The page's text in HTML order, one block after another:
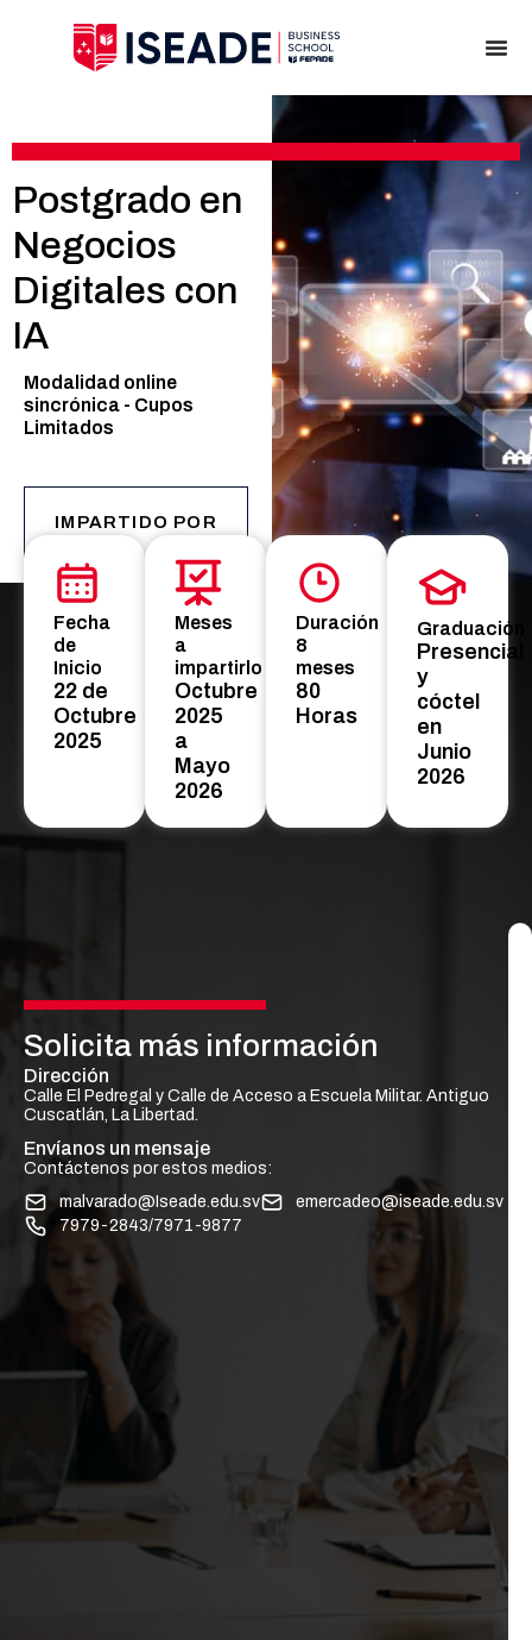
Postgrado en
Negocios
Digitales con
IA
Modalidad online
sincrónica - Cupos
Limitados
IMPARTIDO POR
Fecha
de
Inicio
22 de
Octubre
2025
Meses
a
impartirlo
Octubre
2025
a
Mayo
2026
Duración
8
meses
80
Horas
Graduación
Presencial
y
cóctel
en
Junio
2026
Solicita más información
Dirección
Calle El Pedregal y Calle de Acceso a Escuela Militar. Antiguo
Cuscatlán, La Libertad.
Envíanos un mensaje
Contáctenos por estos medios:
malvarado@Iseade.edu.sv
emercadeo@iseade.edu.sv
7979-2843/7971-9877